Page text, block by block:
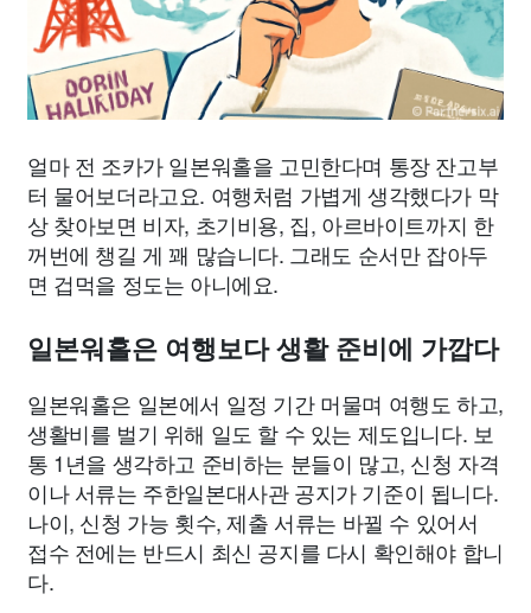
얼마 전 조카가 일본워홀을 고민한다며 통장 잔고부
터 물어보더라고요. 여행처럼 가볍게 생각했다가 막
상 찾아보면 비자, 초기비용, 집, 아르바이트까지 한
꺼번에 챙길 게 꽤 많습니다. 그래도 순서만 잡아두
면 겁먹을 정도는 아니에요.
일본워홀은 여행보다 생활 준비에 가깝다
일본워홀은 일본에서 일정 기간 머물며 여행도 하고,
생활비를 벌기 위해 일도 할 수 있는 제도입니다. 보
통 1년을 생각하고 준비하는 분들이 많고, 신청 자격
이나 서류는 주한일본대사관 공지가 기준이 됩니다.
나이, 신청 가능 횟수, 제출 서류는 바뀔 수 있어서
접수 전에는 반드시 최신 공지를 다시 확인해야 합니
다.